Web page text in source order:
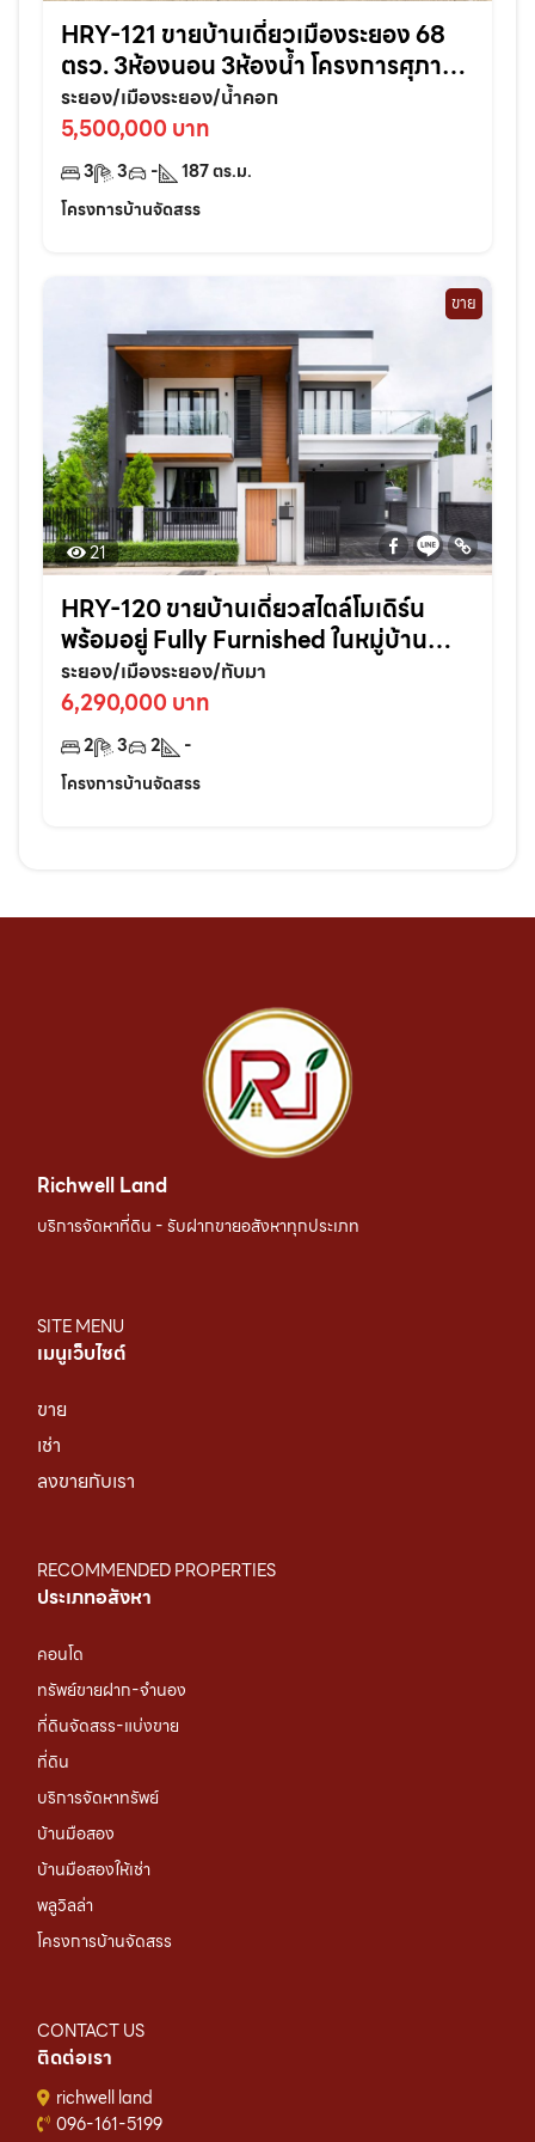
HRY-121 ขายบ้านเดี่ยวเมืองระยอง 68
ตรว. 3ห้องนอน 3ห้องน้ำ โครงการศุภาลัย
การ์เด้นวิลล์ ใกล้เซ็นทรัล3กม. จ.ระยอง
ระยอง/เมืองระยอง/น้ำคอก
5,500,000 บาท
3 3 - 187ตร.ม.
โครงการบ้านจัดสรร
ขาย
21
HRY-120 ขายบ้านเดี่ยวสไตล์โมเดิร์น
พร้อมอยู่ Fully Furnished ในหมู่บ้าน
ไอริช ทับมา หิ้วกระเป๋าเข้าอยู่ได้เลย ครบ
จบในหลังเดียว!
ระยอง/เมืองระยอง/ทับมา
6,290,000 บาท
2 3 2
-
โครงการบ้านจัดสรร
Richwell Land
บริการจัดหาที่ดิน - รับฝากขายอสังหาทุกประเภท
SITE MENU
เมนูเว็บไซต์
ขาย
เช่า
ลงขายกับเรา
RECOMMENDED PROPERTIES
ประเภทอสังหา
คอนโด
ทรัพย์ขายฝาก-จำนอง
ที่ดินจัดสรร-แบ่งขาย
ที่ดิน
บริการจัดหาทรัพย์
บ้านมือสอง
บ้านมือสองให้เช่า
พลูวิลล่า
โครงการบ้านจัดสรร
CONTACT US
ติดต่อเรา
richwell land
096-161-5199